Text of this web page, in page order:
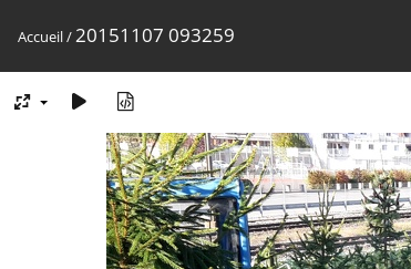
Accueil/20151107 093259